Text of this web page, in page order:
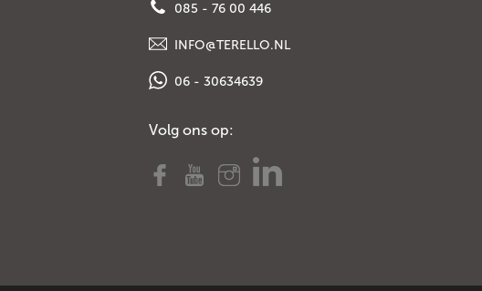
085 - 76 00 446
INFO@TERELLO.NL
06 - 30634639
Volg ons op: